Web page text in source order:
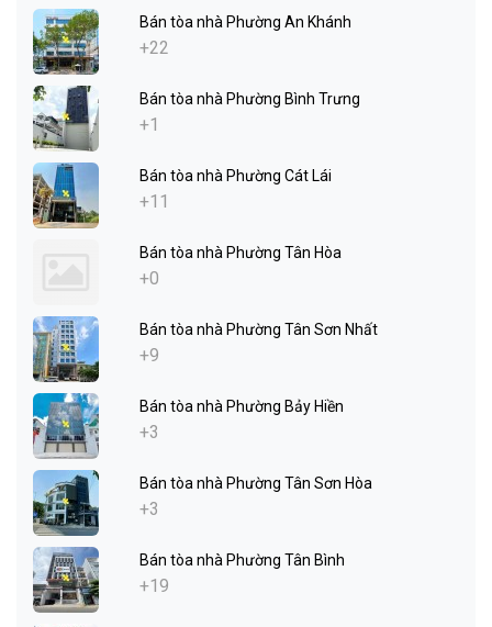
Bán tòa nhà Phường An Khánh
+22
Bán tòa nhà Phường Bình Trưng
+1
Bán tòa nhà Phường Cát Lái
+11
Bán tòa nhà Phường Tân Hòa
+0
Bán tòa nhà Phường Tân Sơn Nhất
+9
Bán tòa nhà Phường Bảy Hiền
+3
Bán tòa nhà Phường Tân Sơn Hòa
+3
Bán tòa nhà Phường Tân Bình
+19